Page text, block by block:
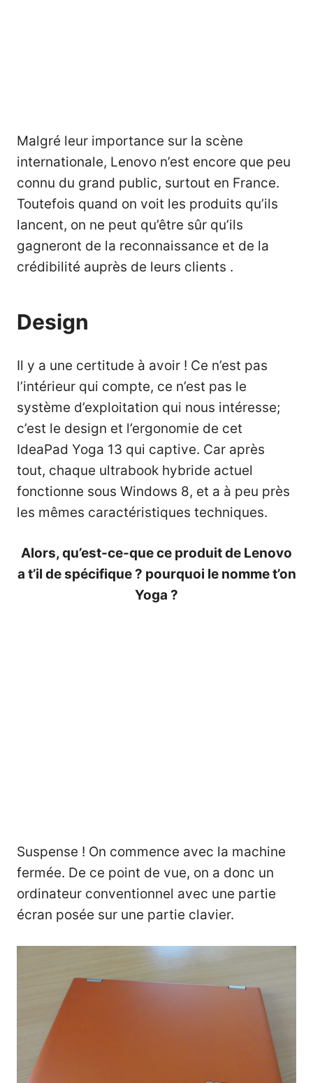
Malgré leur importance sur la scène
internationale, Lenovo n’est encore que peu
connu du grand public, surtout en France.
Toutefois quand on voit les produits qu’ils
lancent, on ne peut qu’être sûr qu’ils
gagneront de la reconnaissance et de la
crédibilité auprès de leurs clients .
Design
Il y a une certitude à avoir ! Ce n’est pas
l’intérieur qui compte, ce n’est pas le
système d’exploitation qui nous intéresse;
c’est le design et l’ergonomie de cet
IdeaPad Yoga 13 qui captive. Car après
tout, chaque ultrabook hybride actuel
fonctionne sous Windows 8, et a à peu près
les mêmes caractéristiques techniques.
Alors, qu’est-ce-que ce produit de Lenovo
a t’il de spécifique ? pourquoi le nomme t’on
Yoga ?
Suspense ! On commence avec la machine
fermée. De ce point de vue, on a donc un
ordinateur conventionnel avec une partie
écran posée sur une partie clavier.